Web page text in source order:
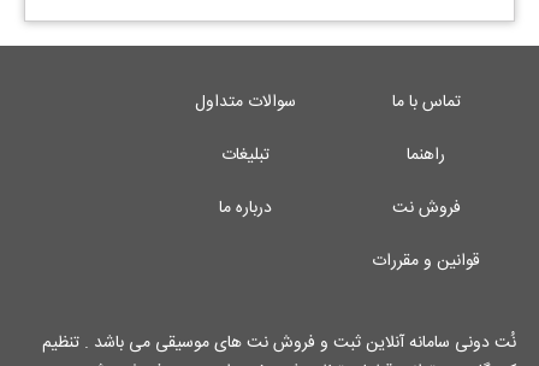
تماس با ما
سوالات متداول
راهنما
تبلیغات
فروش نت
درباره ما
قوانین و مقررات
نُت دونی سامانه آنلاین ثبت و فروش نت های موسیقی می باشد . تنظیم